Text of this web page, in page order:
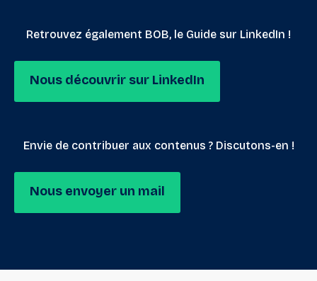
Retrouvez également BOB, le Guide sur LinkedIn !
Nous découvrir sur LinkedIn
Envie de contribuer aux contenus ? Discutons-en !
Nous envoyer un mail